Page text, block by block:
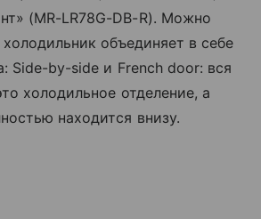
(MR-LR78G-DB-R). Можно
холодильник объединяет в себе
Side-by-side и French door: вся
холодильное отделение, а
находитcя внизу.